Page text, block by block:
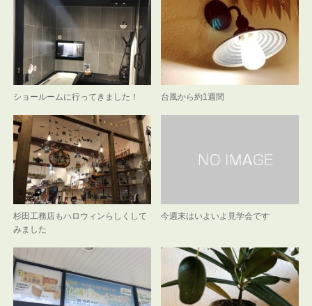
ショールームに行ってきました！ 台風から約1週間
杉田工務店もハロウィンらしくして
みました
今週末はいよいよ見学会です